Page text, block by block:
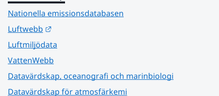
Nationella emissionsdatabasen
Luftwebb
Luftmiljödata
VattenWebb
Datavärdskap, oceanografi och marinbiologi
Datavärdskap för atmosfärkemi